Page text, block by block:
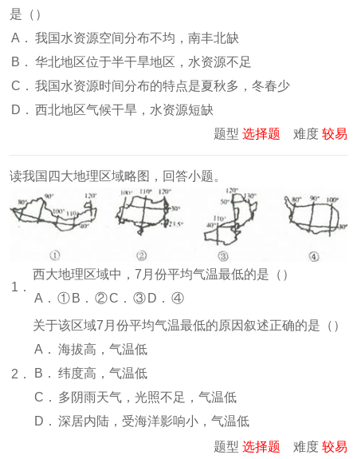
是（ ）
A． 我国水资源空间分布不均，南丰北缺
B． 华北地区位于半干旱地区，水资源不足
C． 我国水资源时间分布的特点是夏秋多，冬春少
D． 西北地区气候干旱，水资源短缺
题型 选择题 难度 较易
读我国四大地理区域略图，回答小题。
1．
西大地理区域中，7月份平均气温最低的是（ ）
A． ① B． ②C． ③ D． ④
2．
关于该区域7月份平均气温最低的原因叙述正确的是（ ）
A． 海拔高，气温低
B． 纬度高，气温低
C． 多阴雨天气，光照不足，气温低
D． 深居内陆，受海洋影响小，气温低
题型 选择题 难度 较易